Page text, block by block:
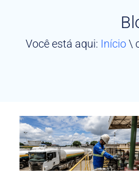
Você está aqui: Início\